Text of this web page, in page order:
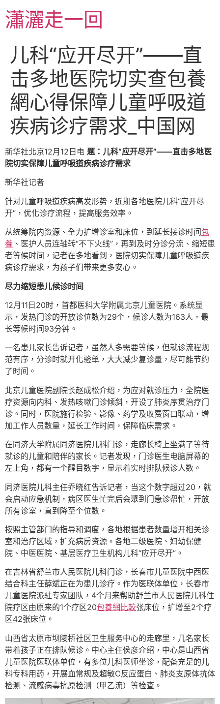
至
主瀟灑走一回
儿科“应开尽开”——直
击多地医院切实查包養
網心得保障儿童呼吸道
疾病诊疗需求_中国网
新华社北京12月12日电 题：儿科“应开尽开”——直击多地医
院切实保障儿童呼吸道疾病诊疗需求
新华社记者
针对儿童呼吸道疾病高发形势，近期各地医院儿科“应开尽
开”，优化诊疗流程，提高服务效率。
从统筹院内资源、全力扩增诊室和床位，到延长接诊时间包
養 、医护人员连轴转“不下火线”，再到及时分诊分流、缩短患
者等候时间，记者在多地看到，医院切实保障儿童呼吸道疾
病诊疗需求，为孩子们带来更多安心。
尽力缩短患儿候诊时间
12月11日20时，首都医科大学附属北京儿童医院。系统显
示，发热门诊的开放诊位数为29个，候诊人数为163人，最
长等候时间93分钟。
一名患儿家长告诉记者，虽然人多需要等候，但就诊流程规
范有序，分诊时就开化验单，大大减少复诊量，尽可能节约
了时间。
北京儿童医院副院长赵成松介绍，为应对就诊压力，全院医
疗资源向内科、发热咳嗽门诊倾斜，开设了肺炎序贯治疗门
诊。同时，医院施行检验、影像、药学及收费窗口联动，增
加工作人员数量，延长工作时间，保障临床需求。
在同济大学附属同济医院儿科门诊，走廊长椅上坐满了等待
就诊的儿童和陪伴的家长。记者发现，门诊医生电脑屏幕的
左上角，都有一个醒目数字，显示着实时排队候诊人数。
同济医院儿科主任乔晓红告诉记者，当这个数字超过20，就
会启动应急机制，病区医生忙完后会聚到门急诊帮忙，开放
所有诊室，直到降至个位数。
按照主管部门的指导和调度，各地根据患者数量增开相关诊
室和治疗区域，扩充病房资源。各地二级医院、妇幼保健
院、中医医院、基层医疗卫生机构儿科“应开尽开”。
在吉林省舒兰市人民医院儿科门诊，长春市儿童医院中西医
结合科主任薛斌正在为患儿诊疗。作为医联体单位，长春市
儿童医院派驻专家团队，4个月来帮助舒兰市人民医院儿科住
院疗区由原来的1个疗区20包養網比較张床位，扩增至2个疗
区42张床位。
山西省太原市坝陵桥社区卫生服务中心的走廊里，几名家长
带着孩子正在排队候诊。中心主任侯彦介绍，中心是山西省
儿童医院医联体单位，有多位儿科医师坐诊，配备充足的儿
科专科用药，开展血常规及超敏C反应蛋白、肺炎支原体抗体
检测、流感病毒抗原检测（甲乙流）等检查。